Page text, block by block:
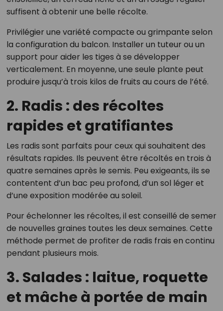
suffisent à obtenir une belle récolte.
Privilégier une variété compacte ou grimpante selon
la configuration du balcon. Installer un tuteur ou un
support pour aider les tiges à se développer
verticalement. En moyenne, une seule plante peut
produire jusqu’à trois kilos de fruits au cours de l’été.
2. Radis : des récoltes
rapides et gratifiantes
Les radis sont parfaits pour ceux qui souhaitent des
résultats rapides. Ils peuvent être récoltés en trois à
quatre semaines après le semis. Peu exigeants, ils se
contentent d’un bac peu profond, d’un sol léger et
d’une exposition modérée au soleil.
Pour échelonner les récoltes, il est conseillé de semer
de nouvelles graines toutes les deux semaines. Cette
méthode permet de profiter de radis frais en continu
pendant plusieurs mois.
3. Salades : laitue, roquette
et mâche à portée de main